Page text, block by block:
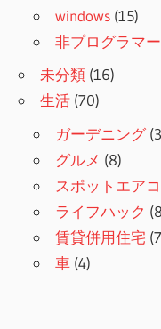
windows (15)
非プログラマ
未分類 (16)
生活 (70)
ガーデニング
グルメ (8)
スポットエア
ライフハック
賃貸併用住宅
車 (4)